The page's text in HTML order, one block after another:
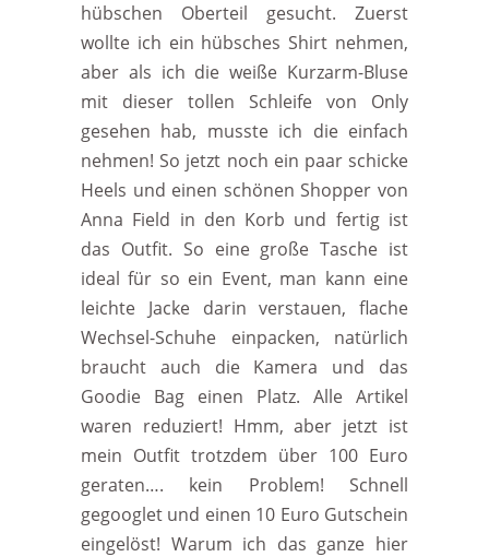
hübschen Oberteil gesucht. Zuerst
wollte ich ein hübsches Shirt nehmen,
aber als ich die weiße Kurzarm-Bluse
mit dieser tollen Schleife von Only
gesehen hab, musste ich die einfach
nehmen! So jetzt noch ein paar schicke
Heels und einen schönen Shopper von
Anna Field in den Korb und fertig ist
das Outfit. So eine große Tasche ist
ideal für so ein Event, man kann eine
leichte Jacke darin verstauen, flache
Wechsel-Schuhe einpacken, natürlich
braucht auch die Kamera und das
Goodie Bag einen Platz. Alle Artikel
waren reduziert! Hmm, aber jetzt ist
mein Outfit trotzdem über 100 Euro
geraten…. kein Problem! Schnell
gegooglet und einen 10 Euro Gutschein
eingelöst! Warum ich das ganze hier